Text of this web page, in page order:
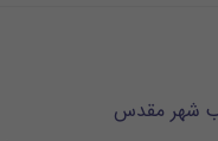
شهر مقدس